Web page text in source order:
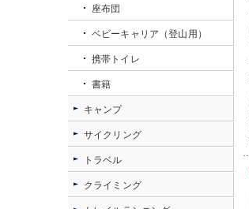
座布団
ベビーキャリア（登山用）
携帯トイレ
書籍
キャンプ
サイクリング
トラベル
クライミング